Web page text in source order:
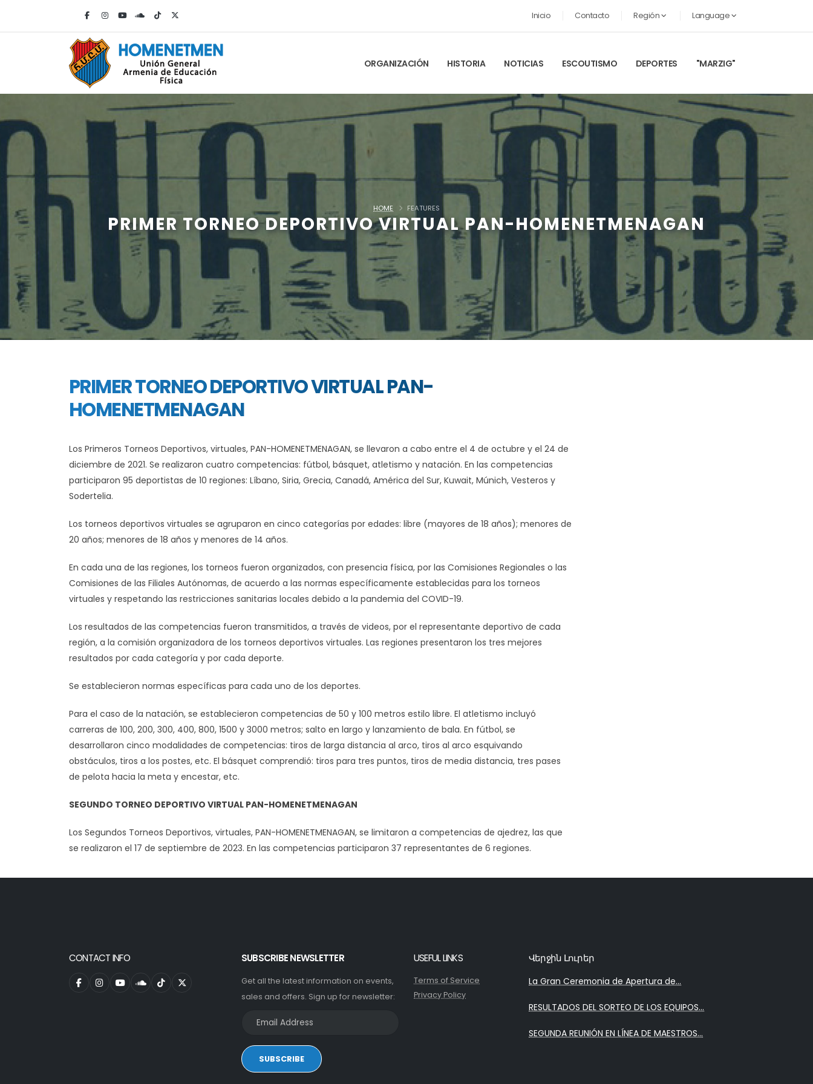
Inicio Contacto Región Language
ORGANIZACIÓN HISTORIA NOTICIAS ESCOUTISMO DEPORTES "MARZIG"
PRIMER TORNEO DEPORTIVO VIRTUAL PAN-HOMENETMENAGAN
HOME FEATURES
PRIMER TORNEO DEPORTIVO VIRTUAL PAN-
HOMENETMENAGAN
Los Primeros Torneos Deportivos, virtuales, PAN-HOMENETMENAGAN, se llevaron a cabo entre el 4 de octubre y el 24 de
diciembre de 2021. Se realizaron cuatro competencias: fútbol, básquet, atletismo y natación. En las competencias
participaron 95 deportistas de 10 regiones: Líbano, Siria, Grecia, Canadá, América del Sur, Kuwait, Múnich, Vesteros y
Sodertelia.
Los torneos deportivos virtuales se agruparon en cinco categorías por edades: libre (mayores de 18 años); menores de
20 años; menores de 18 años y menores de 14 años.
En cada una de las regiones, los torneos fueron organizados, con presencia física, por las Comisiones Regionales o las
Comisiones de las Filiales Autónomas, de acuerdo a las normas específicamente establecidas para los torneos
virtuales y respetando las restricciones sanitarias locales debido a la pandemia del COVID-19.
Los resultados de las competencias fueron transmitidos, a través de videos, por el representante deportivo de cada
región, a la comisión organizadora de los torneos deportivos virtuales. Las regiones presentaron los tres mejores
resultados por cada categoría y por cada deporte.
Se establecieron normas específicas para cada uno de los deportes.
Para el caso de la natación, se establecieron competencias de 50 y 100 metros estilo libre. El atletismo incluyó
carreras de 100, 200, 300, 400, 800, 1500 y 3000 metros; salto en largo y lanzamiento de bala. En fútbol, se
desarrollaron cinco modalidades de competencias: tiros de larga distancia al arco, tiros al arco esquivando
obstáculos, tiros a los postes, etc. El básquet comprendió: tiros para tres puntos, tiros de media distancia, tres pases
de pelota hacia la meta y encestar, etc.
SEGUNDO TORNEO DEPORTIVO VIRTUAL PAN-HOMENETMENAGAN
Los Segundos Torneos Deportivos, virtuales, PAN-HOMENETMENAGAN, se limitaron a competencias de ajedrez, las que
se realizaron el 17 de septiembre de 2023. En las competencias participaron 37 representantes de 6 regiones.
CONTACT INFO SUBSCRIBE NEWSLETTER
Get all the latest information on events,
sales and offers. Sign up for newsletter:
SUBSCRIBE
USEFUL LINKS
Terms of Service
Privacy Policy
Վերջին Լուրեր
La Gran Ceremonia de Apertura de...
RESULTADOS DEL SORTEO DE LOS EQUIPOS...
SEGUNDA REUNIÓN EN LÍNEA DE MAESTROS...